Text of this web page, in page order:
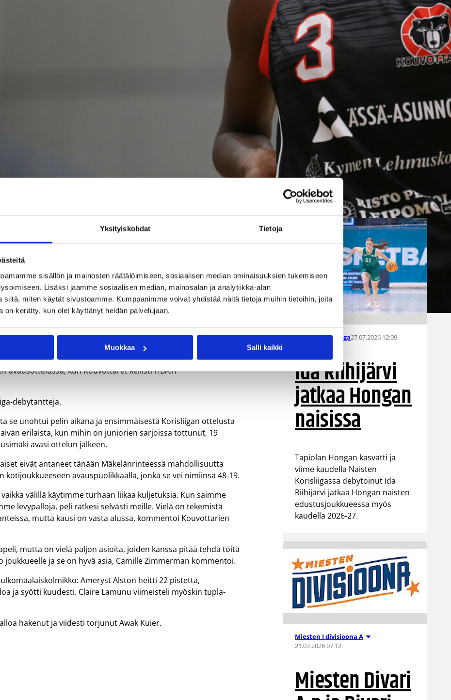
Yksityiskohdat Tietoja
sisällön ja mainosten räätälöimiseen, sosiaalisen median ominaisuuksien tukemiseen
Lisäksi jaamme sosiaalisen median, mainosalan ja analytiikka-alan
siitä, miten käytät sivustoamme. Kumppanimme voivat yhdistää näitä tietoja muihin tietoihin, joita
on kerätty, kun olet käyttänyt heidän palvelujaan.
Muokkaa Salli kaikki
tuplan peräti 28 kertaa – sama meno jatkui tämän kauden avauksessa, kun hän tilastoi
povattu Kouvottaret sai pidettyä viime vuotiset avainpelaajat
avausottelussa, kun Kouvottaret kellisti HBA:n
debytantteja.
se unohtui pelin aikana ja ensimmäisestä Korisliigan ottelusta
erilaista, kun mihin on juniorien sarjoissa tottunut, 19
avasi ottelun jälkeen.
eivät antaneet tänään Mäkelänrinteessä mahdollisuutta
avauspuolikkaalla, jonka se vei nimiinsä 48-19.
välillä käytimme turhaan liikaa kuljetuksia. Kun saimme
levypalloja, peli ratkesi selvästi meille. Vielä on tekemistä
mutta kausi on vasta alussa, kommentoi Kouvottarien
mutta on vielä paljon asioita, joiden kanssa pitää tehdä töitä
ja se on hyvä asia, Camille Zimmerman kommentoi.
Ameryst Alston heitti 22 pistettä,
ja syötti kuudesti. Claire Lamunu viimeisteli myöskin tupla-
hakenut ja viidesti torjunut Awak Kuier.
Ayana
Emmanuel
vahvistamaan
Kouvottaria
Kouvottaret on solminut 1-
vuotisen pelaajasopimuksen
Emmanuelin kanssa. 25-vuotias
takapelaaja aloittaa neljännen
kautensa ammattilaiskentillä.
Naisten Korisliiga27.07.2026 12:09
Ida Riihijärvi
jatkaa Hongan
naisissa
Tapiolan Hongan kasvatti ja
viime kaudella Naisten
Korisliigassa debytoinut Ida
Riihijärvi jatkaa Hongan naisten
edustusjoukkueessa myös
kaudella 2026-27.
Miesten I divisioona A
21.07.2026 07:12
Miesten Divari